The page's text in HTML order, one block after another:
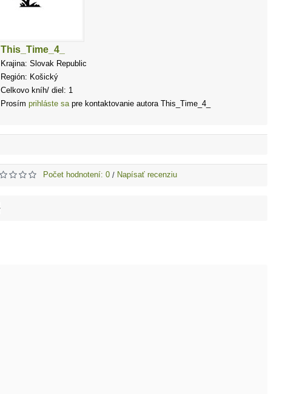
This_Time_4_
Krajina: Slovak Republic
Región: Košický
Celkovo kníh/ diel: 1
Prosím prihláste sapre kontaktovanie autora This_Time_4_
Počet hodnotení: 0 / Napísať recenziu